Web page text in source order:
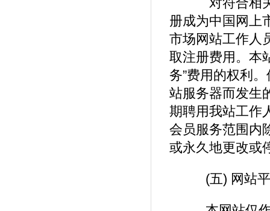
对符合相关
册成为中国网上
市场网站工作人
取注册费用。本
务”费用的权利
站服务器而发生
期聘用我站工作
会员服务范围内
或永久地更改或
(五) 网站平